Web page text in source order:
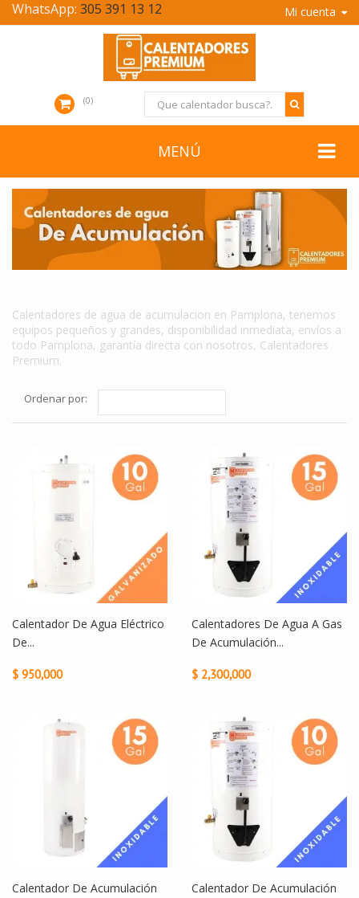
Mi cuenta
WhatsApp: 305 391 13 12
0
MENÚ
Calentadores de agua de acumulacion en Pamplona, tenemos
equipos pequeños y grandes, disponibilidad inmediata, envíos a
todo Pamplona, garantía directa con nosotros, Calentadores
Premium.
Ordenar por:
Calentador De Agua Eléctrico
De...
$ 950,000
Calentadores De Agua A Gas
De Acumulación...
$ 2,300,000
Calentador De Acumulación
Calentador De Acumulación